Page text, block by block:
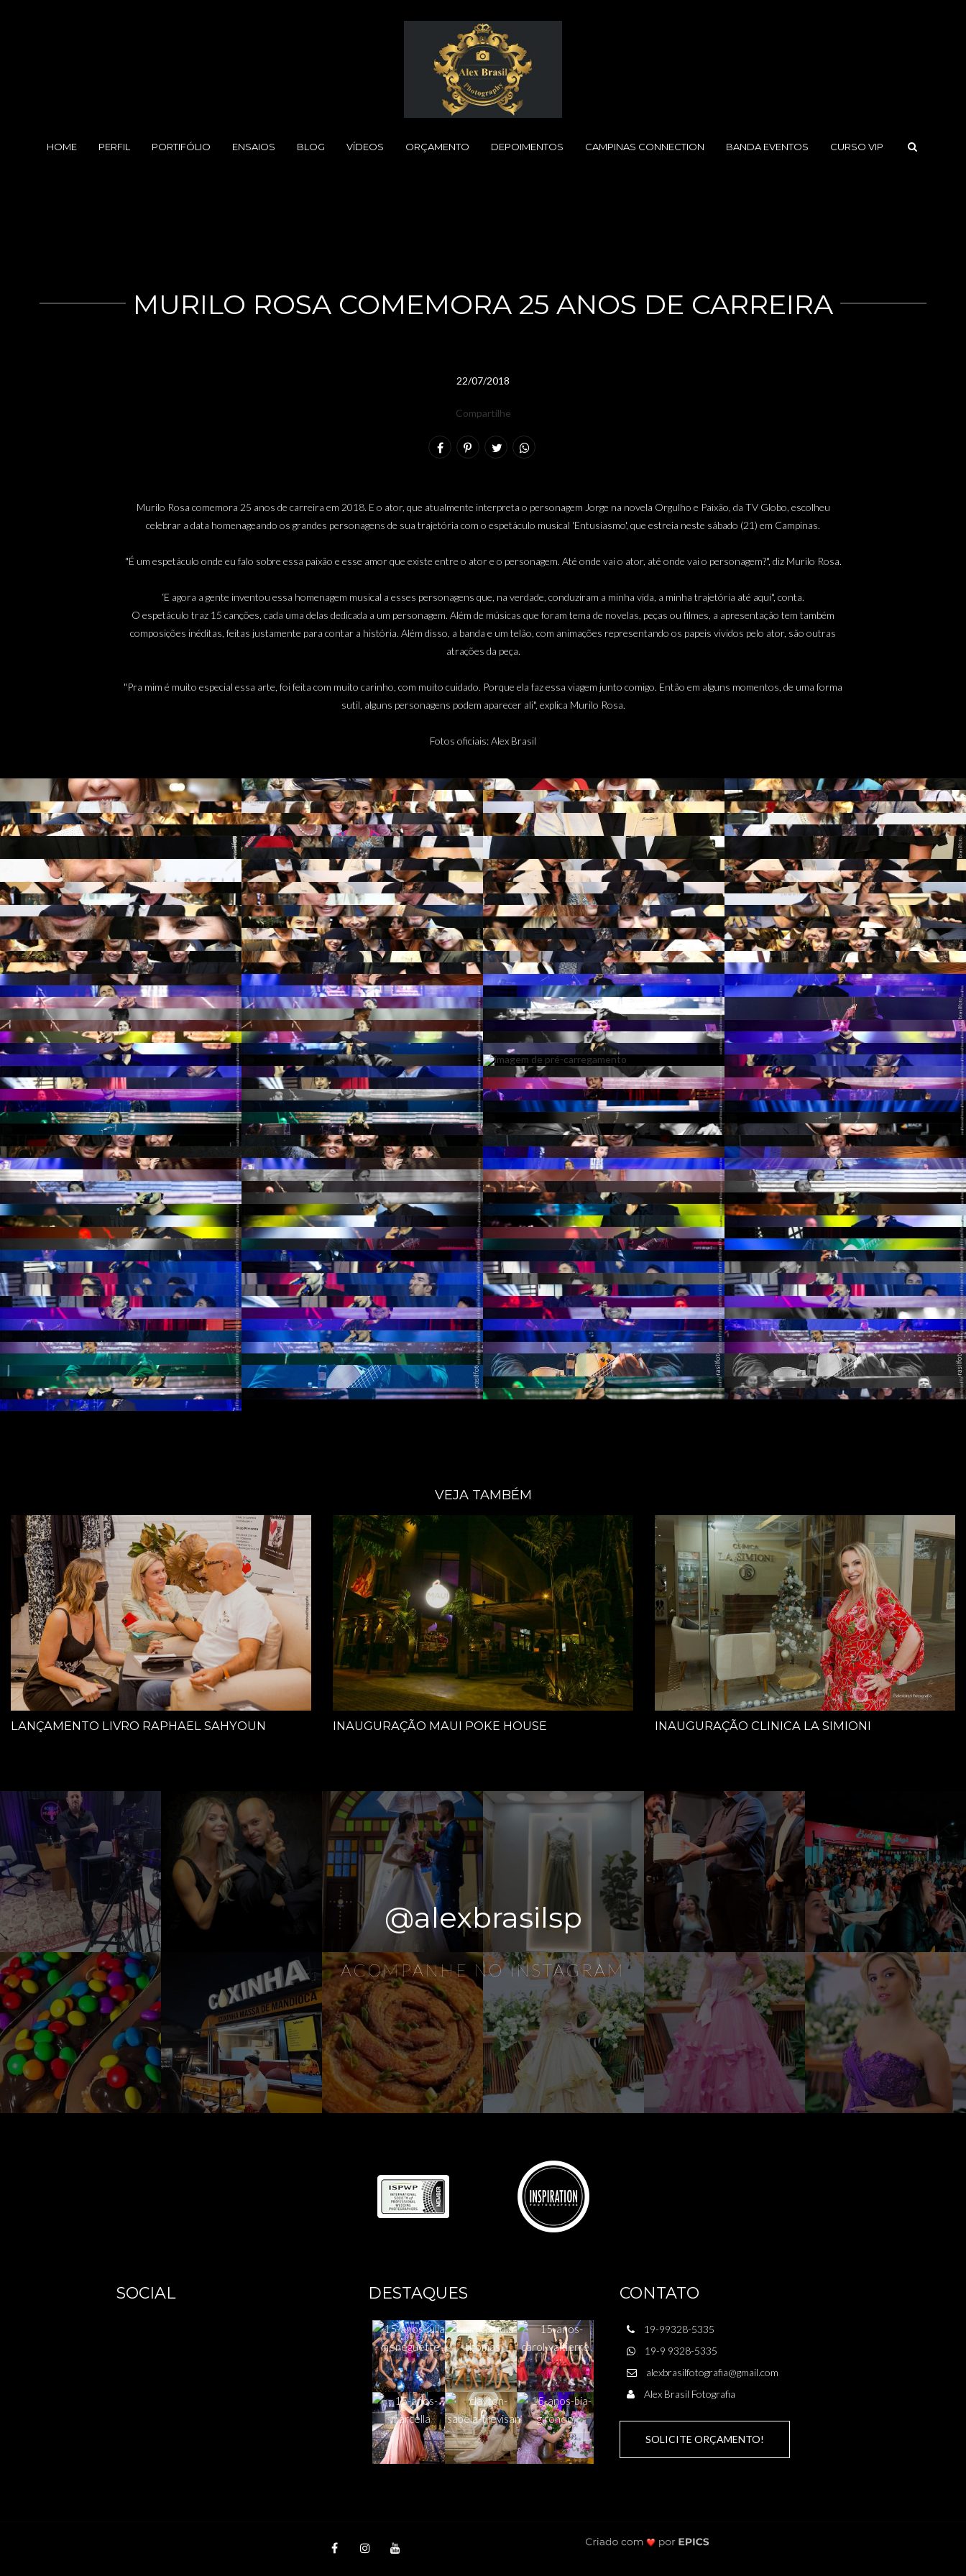
HOME PERFIL PORTIFÓLIO ENSAIOS BLOG VÍDEOS ORÇAMENTO DEPOIMENTOS CAMPINAS CONNECTION BANDA EVENTOS CURSO VIP
MURILO ROSA COMEMORA 25 ANOS DE CARREIRA
22/07/2018
Compartilhe
Murilo Rosa comemora 25 anos de carreira em 2018. E o ator, que atualmente interpreta o personagem Jorge na novela Orgulho e Paixão, da TV Globo, escolheu
celebrar a data homenageando os grandes personagens de sua trajetória com o espetáculo musical 'Entusiasmo', que estreia neste sábado (21) em Campinas.
"É um espetáculo onde eu falo sobre essa paixão e esse amor que existe entre o ator e o personagem. Até onde vai o ator, até onde vai o personagem?", diz Murilo Rosa.
‘E agora a gente inventou essa homenagem musical a esses personagens que, na verdade, conduziram a minha vida, a minha trajetória até aqui", conta.
O espetáculo traz 15 canções, cada uma delas dedicada a um personagem. Além de músicas que foram tema de novelas, peças ou filmes, a apresentação tem também
composições inéditas, feitas justamente para contar a história. Além disso, a banda e um telão, com animações representando os papeis vividos pelo ator, são outras
atrações da peça.
"Pra mim é muito especial essa arte, foi feita com muito carinho, com muito cuidado. Porque ela faz essa viagem junto comigo. Então em alguns momentos, de uma forma
sutil, alguns personagens podem aparecer ali", explica Murilo Rosa.
Fotos oficiais: Alex Brasil
VEJA TAMBÉM
LANÇAMENTO LIVRO RAPHAEL SAHYOUN INAUGURAÇÃO MAUI POKE HOUSE INAUGURAÇÃO CLINICA LA SIMIONI
@alexbrasilsp
ACOMPANHE NO INSTAGRAM
SOCIAL DESTAQUES CONTATO
19-99328-5335
19-9 9328-5335
alexbrasilfotografia@gmail.com
Alex Brasil Fotografia
SOLICITE ORÇAMENTO!